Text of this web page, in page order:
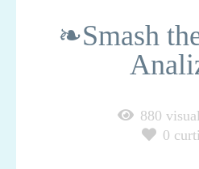
❧Smash
880
0